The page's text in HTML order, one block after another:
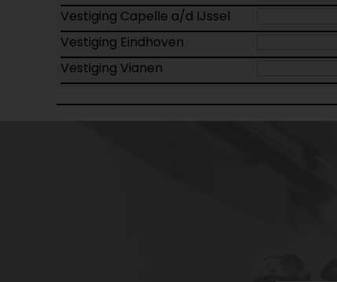
Vestiging Capelle a/d IJssel
Vestiging Eindhoven
Vestiging Vianen